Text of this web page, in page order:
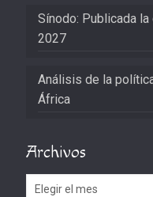
Sínodo: Publicada la
2027
Análisis de la
África
Archivos
Archivos